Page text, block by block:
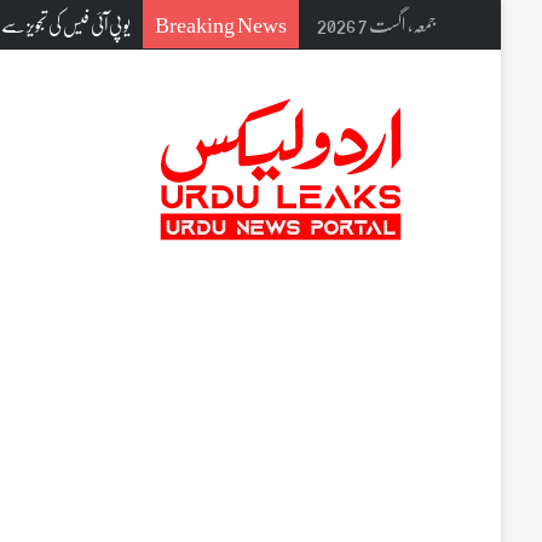
جمعہ, اگست 7 2026 Breaking News سعید آباد قتل واقعہ ملزم